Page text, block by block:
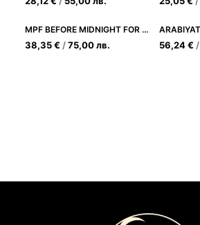
MPF BEFORE MIDNIGHT FOR HER EDP 100ML
38,35€ /75,00лв. 56,24€ /